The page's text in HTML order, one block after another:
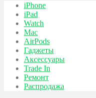
iPhone
iPad
Watch
Mac
AirPods
Гаджеты
Аксессуары
Trade In
Ремонт
Распродажа